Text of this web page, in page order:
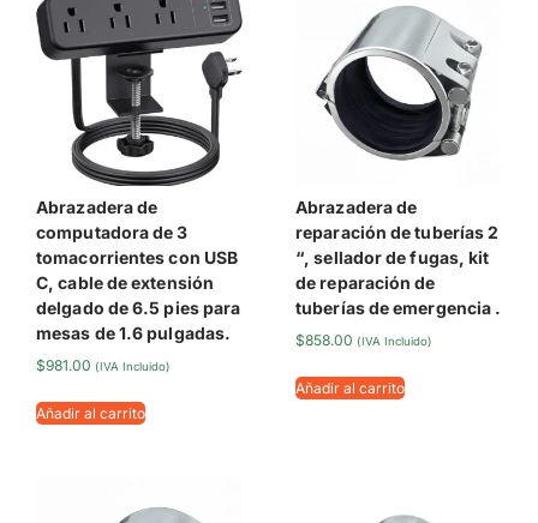
Abrazadera de
computadora de 3
tomacorrientes con USB
C, cable de extensión
delgado de 6.5 pies para
mesas de 1.6 pulgadas.
$981.00 (IVA Incluido)
Añadir al carrito
Abrazadera de
reparación de tuberías 2
“, sellador de fugas, kit
de reparación de
tuberías de emergencia .
$858.00 (IVA Incluido)
Añadir al carrito